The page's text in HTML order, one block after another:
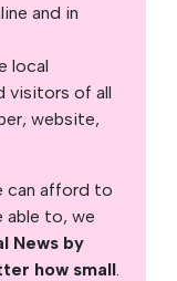
and in
local
visitors of all
website,
can afford to
able to, we
News by
how small.